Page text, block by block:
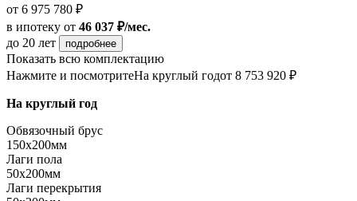
от 6 975 780 ₽
в ипотеку от 46 037 ₽/мес.
до 20 лет
подробнее
Показать всю комплектацию
Нажмите и посмотритеНа круглый годот 8 753 920 ₽
На круглый год
Обвязочный брус
150х200мм
Лаги пола
50х200мм
Лаги перекрытия